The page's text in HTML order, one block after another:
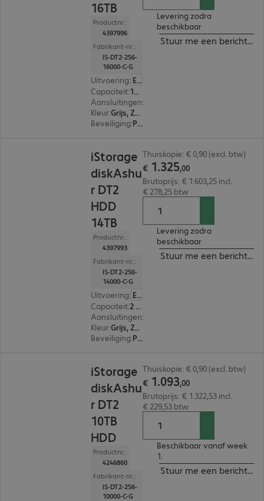
16TB
Productnr.:
4397996
Fabrikant-nr.:
IS-DT2-256-
16000-C-G
Uitvoering: Europa
Capaciteit: 16 TB
Aansluitingen:
Kleur:
Grijs, Zwart
Beveiliging: PIN-bescherming met alfanumeriek toetsenbord, 256-bit AES-XTS versleuteling, FIPS 140-2 Standard, FIPS 197 Standard
Levering zodra
beschikbaar
Stuur me een bericht
iStorage
diskAshu
r DT2
HDD
14TB
Productnr.:
4397993
Fabrikant-nr.:
IS-DT2-256-
14000-C-G
Uitvoering: Europa
Capaciteit:
2 TB
Aansluitingen:
Kleur:
Grijs, Zwart
Beveiliging: PIN-bescherming met alfanumeriek toetsenbord, 256-bit AES-XTS versleuteling, FIPS 140-2 Standard, FIPS 197 Standard, Kensington Standard Slot
Thuiskopie: € 0,90 (excl. btw)
€ 1.325,00
Brutoprijs: € 1.603,25 incl.
€ 278,25 btw
Levering zodra
beschikbaar
Stuur me een bericht
iStorage
diskAshu
r DT2
10TB
HDD
Productnr.:
4246860
Fabrikant-nr.:
IS-DT2-256-
10000-C-G
Thuiskopie: € 0,90 (excl. btw)
€ 1.093,00
Brutoprijs: € 1.322,53 incl.
€ 229,53 btw
Beschikbaar vanaf week
1.
Stuur me een bericht